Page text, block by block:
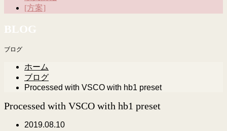
[方案]
BLOG
ブログ
ホーム
ブログ
Processed with VSCO with hb1 preset
Processed with VSCO with hb1 preset
2019.08.10